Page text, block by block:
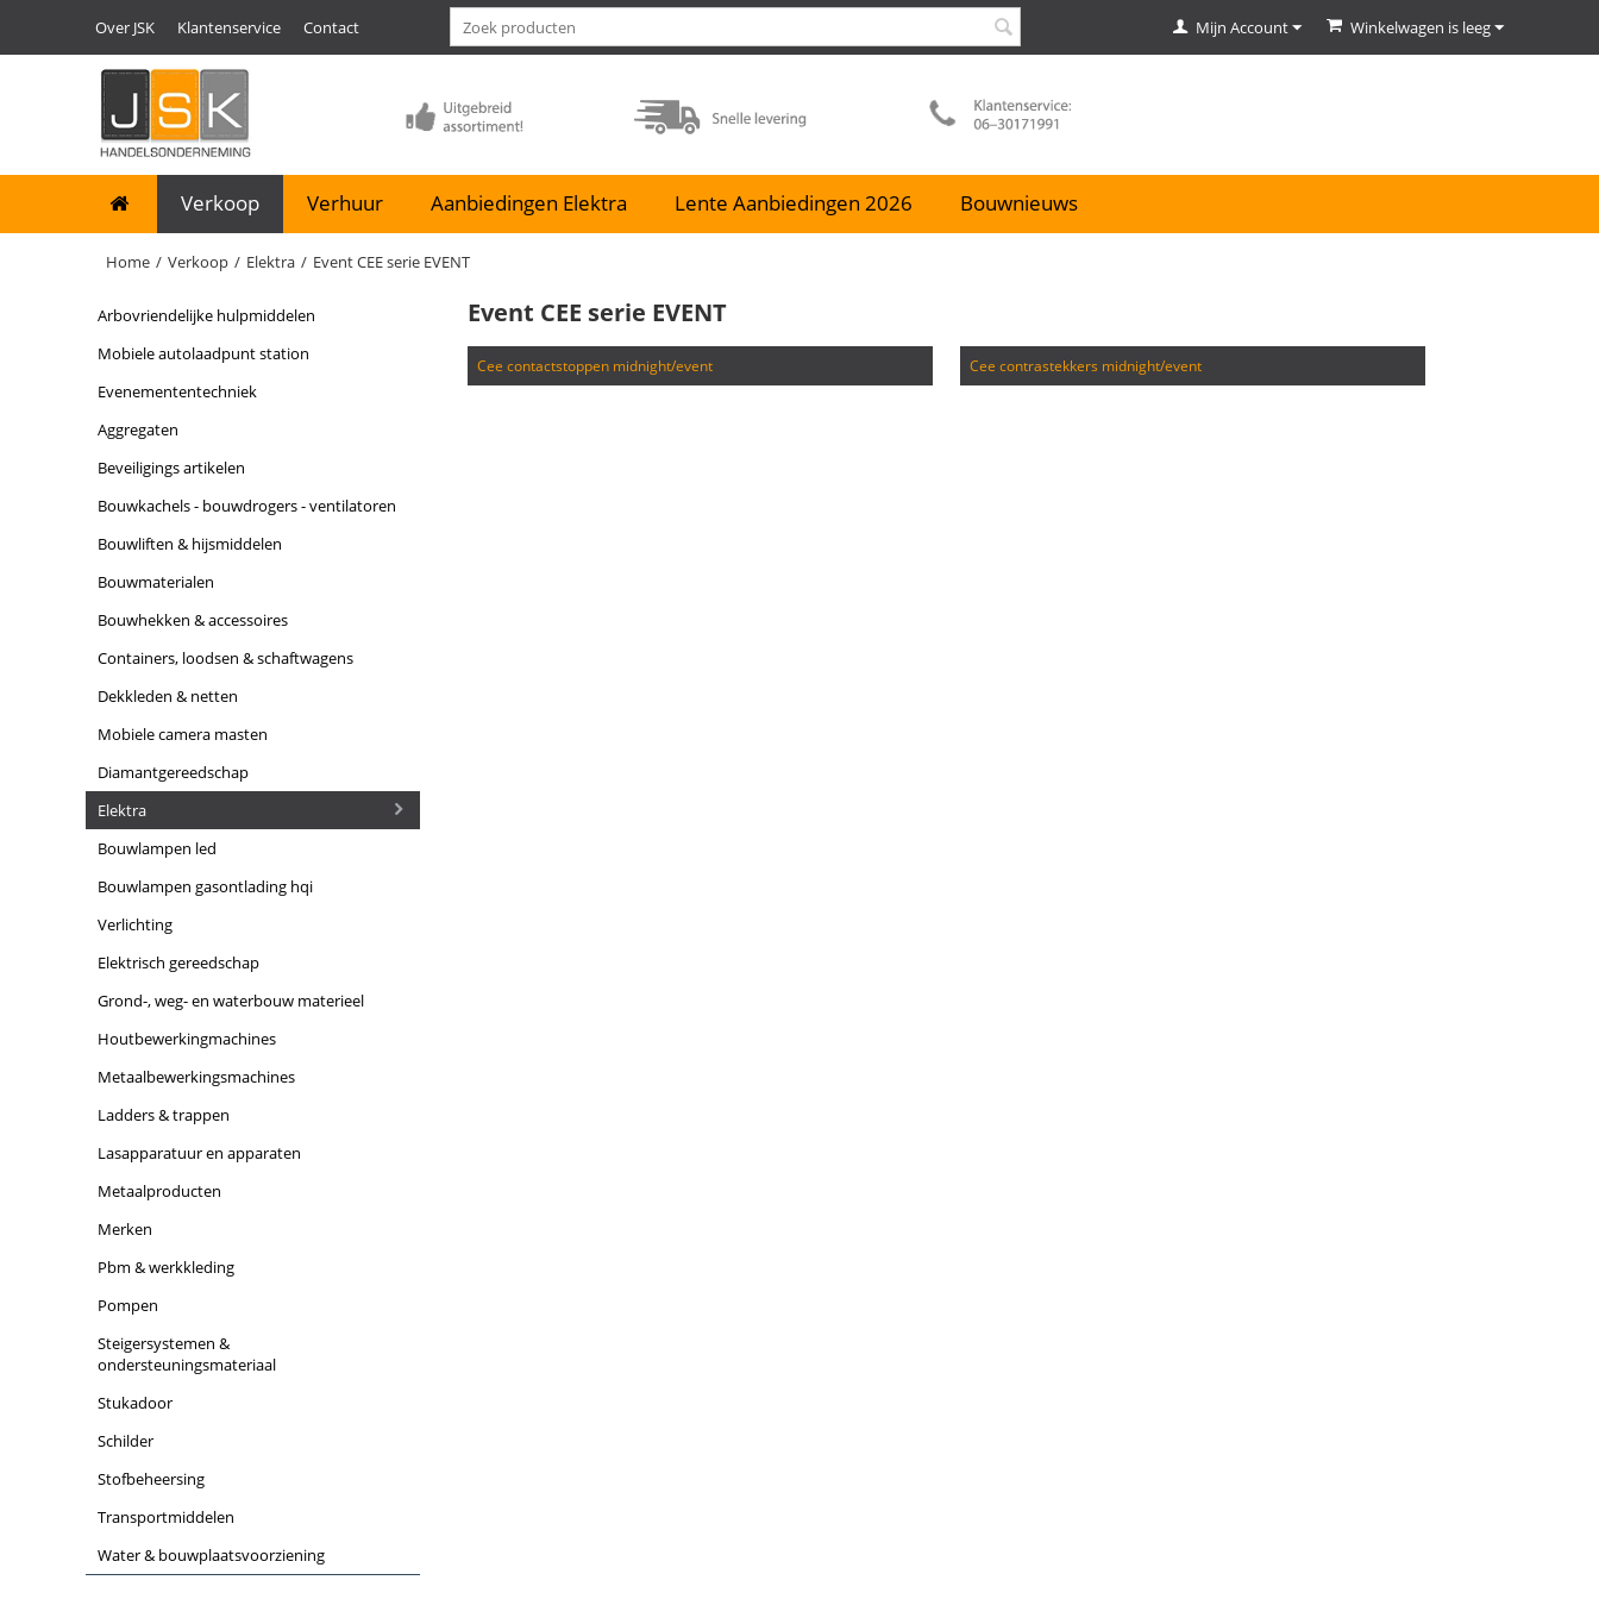
Over JSK Klantenservice Contact Winkelwagen is leeg
Mijn Account
Verkoop Verhuur Aanbiedingen Elektra Lente Aanbiedingen 2026 Bouwnieuws
Home / Verkoop / Elektra / Event CEE serie EVENT
arbovriendelijke hulpmiddelen
mobiele autolaadpunt station
evenemententechniek
aggregaten
beveiligings artikelen
bouwkachels - bouwdrogers - ventilatoren
bouwliften & hijsmiddelen
bouwmaterialen
bouwhekken & accessoires
containers, loodsen & schaftwagens
dekkleden & netten
mobiele camera masten
diamantgereedschap
elektra
bouwlampen led
bouwlampen gasontlading hqi
verlichting
elektrisch gereedschap
grond-, weg- en waterbouw materieel
houtbewerkingmachines
metaalbewerkingsmachines
ladders & trappen
lasapparatuur en apparaten
metaalproducten
merken
pbm & werkkleding
pompen
steigersystemen &
ondersteuningsmateriaal
stukadoor
schilder
stofbeheersing
transportmiddelen
water & bouwplaatsvoorziening
Event CEE serie EVENT
cee contactstoppen midnight/event cee contrastekkers midnight/event